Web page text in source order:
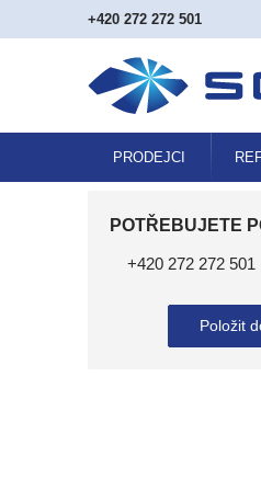
+420 272 272 501
PRODEJCI
POTŘEBUJETE
+420 272 272 501
Položit